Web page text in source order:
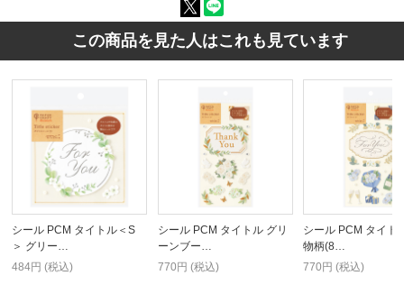
この商品を見た人はこれも見ています
シール PCM タイトル＜S
＞ グリー…
484円 (税込)
シール PCM タイトル グリ
ーンブー…
770円 (税込)
シール PCM タイト
物柄(8…
770円 (税込)